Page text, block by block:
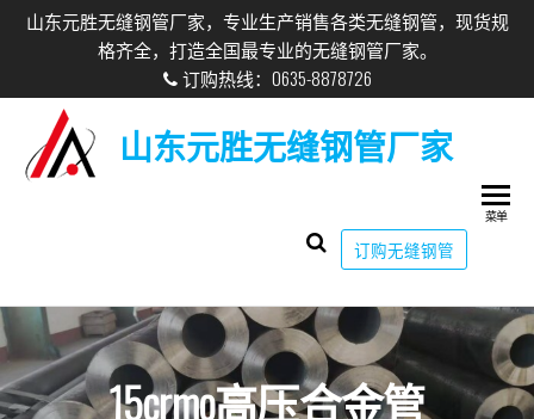
山东元胜无缝钢管厂家，专业生产销售各类无缝钢管，现货规
格齐全，打造全国最专业的无缝钢管厂家。
订购热线：0635-8878726
山东元胜无缝钢管厂家
订购无缝钢管
菜单
15crmo高压合金管